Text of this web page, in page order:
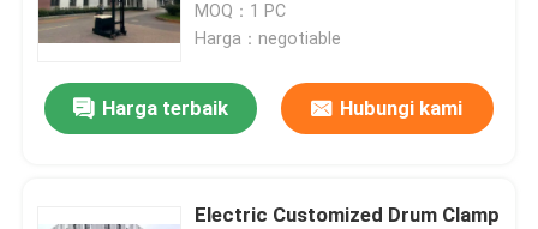
Tentang kami
Tur Pabrik
MOQ：1 PC
Harga：negotiable
Harga terbaik Hubungi kami
​​Electric Customized Drum Clamp